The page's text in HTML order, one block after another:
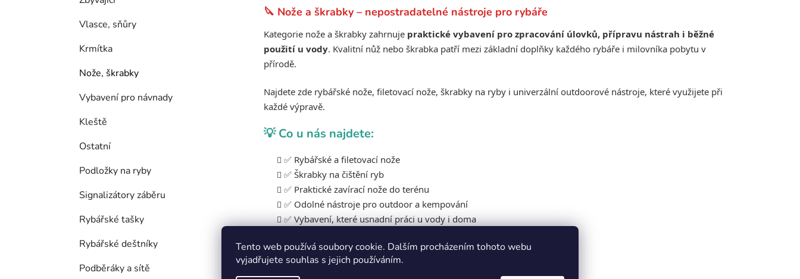
Tento web používá soubory cookie. Dalším procházením tohoto webu
vyjadřujete souhlas s jejich používáním.
Vlasce, sňůry
Krmítka
Nože, škrabky
Vybavení pro návnady
Kleště
Ostatní
Podložky na ryby
Signalizátory záběru
Rybářské tašky
Rybářské deštníky
Podběráky a sítě
l
á
d
a
p
u
🔪 Nože a škrabky – nepostradatelné nástroje pro rybáře
Kategorie nože a škrabky zahrnuje praktické vybavení pro zpracování úlovků, přípravu nástrah i běžné
použití u vody. Kvalitní nůž nebo škrabka patří mezi základní doplňky každého rybáře i milovníka pobytu v
přírodě.
Najdete zde rybářské nože, filetovací nože, škrabky na ryby i univerzální outdoorové nástroje, které využijete při
každé výpravě.
💡 Co u nás najdete:
✅ Rybářské a filetovací nože
✅ Škrabky na čištění ryb
✅ Praktické zavírací nože do terénu
✅ Odolné nástroje pro outdoor a kempování
✅ Vybavení, které usnadní práci u vody i doma
🌍 Typické použití: